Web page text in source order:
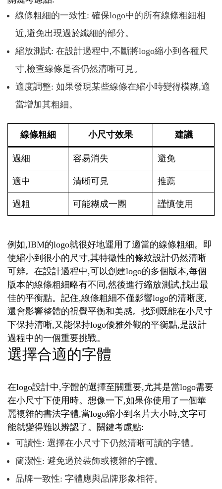
線條粗細的一致性: 確保logo中的所有線條粗細相
近,避免出現過於纖細的部分。
縮放測試: 在設計過程中,不斷將logo縮小到各種尺
寸,檢查線條是否仍然清晰可見。
適度調整: 如果發現某些線條在縮小時變得模糊,適
當增加其粗細。
線條粗細 小尺寸效果 建議
過細 容易消失 避免
適中 清晰可見 推薦
過粗 可能糊成一團 謹慎使用
例如,IBM的logo就很好地運用了適當的線條粗細。即
使縮小到很小的尺寸,其特徵性的條紋設計仍然清晰
可辨。在設計過程中,可以創建logo的多個版本,每個
版本的線條粗細略有不同,然後進行縮放測試,找出最
佳的平衡點。記住,線條粗細不僅影響logo的清晰度,
還會影響整體的視覺平衡和美感。找到既能在小尺寸
下保持清晰,又能保持logo優雅外觀的平衡點,是設計
過程中的一個重要挑戰。
選擇合適的字體
在logo設計中,字體的選擇至關重要,尤其是當logo需要
在小尺寸下使用時。想像一下,如果你使用了一個華
麗複雜的書法字體,當logo縮小到名片大小時,文字可
能就變得難以辨認了。關鍵考慮點:
可讀性: 選擇在小尺寸下仍然清晰可讀的字體。
簡潔性: 避免過於裝飾或複雜的字體。
品牌一致性: 字體應與品牌形象相符。